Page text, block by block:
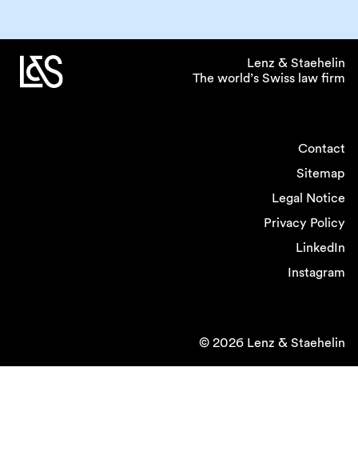
Lenz & Staehelin
The world’s Swiss law firm
Contact
Sitemap
Legal Notice
Privacy Policy
LinkedIn
Instagram
© 2026 Lenz & Staehelin